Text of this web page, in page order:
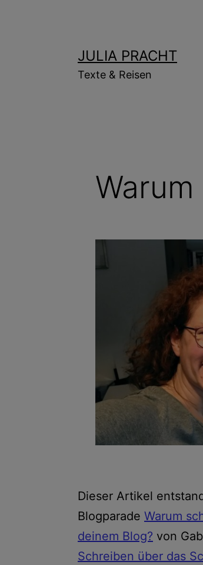
JULIA PRACHT
Texte & Reisen
Dieser Artikel
Blogparade Warum
deinem Blog? von
Schreiben über das